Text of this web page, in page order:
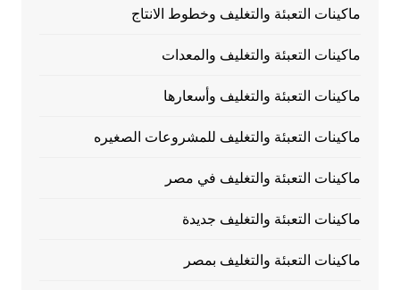
ماكينات التعبئة والتغليف وخطوط الانتاج
ماكينات التعبئة والتغليف والمعدات
ماكينات التعبئة والتغليف وأسعارها
ماكينات التعبئة والتغليف للمشروعات الصغيره
ماكينات التعبئة والتغليف في مصر
ماكينات التعبئة والتغليف جديدة
ماكينات التعبئة والتغليف بمصر